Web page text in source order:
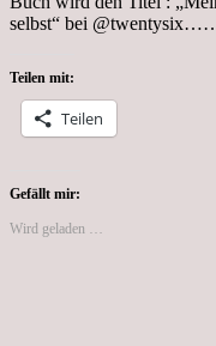
selbst“ bei
Teilen mit:
Teilen
Gefällt mir:
Wird geladen …